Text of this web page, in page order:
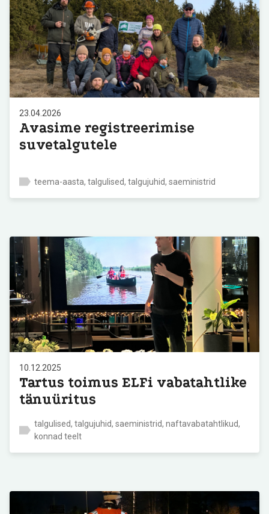
23.04.2026
Avasime registreerimise
suvetalgutele
teema-aasta, talgulised, talgujuhid, saeministrid
10.12.2025
Tartus toimus ELFi vabatahtlike
tänuüritus
talgulised, talgujuhid, saeministrid, naftavabatahtlikud,
konnad teelt